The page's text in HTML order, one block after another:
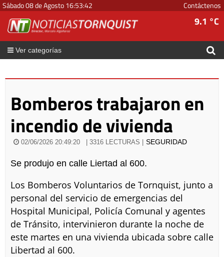
Sábado 08 de Agosto16:53:42 Contáctenos
9.1 °C
Ver categorías
Bomberos trabajaron en
incendio de vivienda
02/06/2026 20:49:20 | 3316 LECTURAS | SEGURIDAD
Se produjo en calle Liertad al 600.
Los Bomberos Voluntarios de Tornquist, junto a
personal del servicio de emergencias del
Hospital Municipal, Policía Comunal y agentes
de Tránsito, intervinieron durante la noche de
este martes en una vivienda ubicada sobre calle
Libertad al 600.